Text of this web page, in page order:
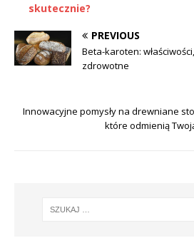
skutecznie?
PREVIOUS
Beta-karoten:
zdrowotne
Innowacyjne pomysły na drewniane
które odmienią